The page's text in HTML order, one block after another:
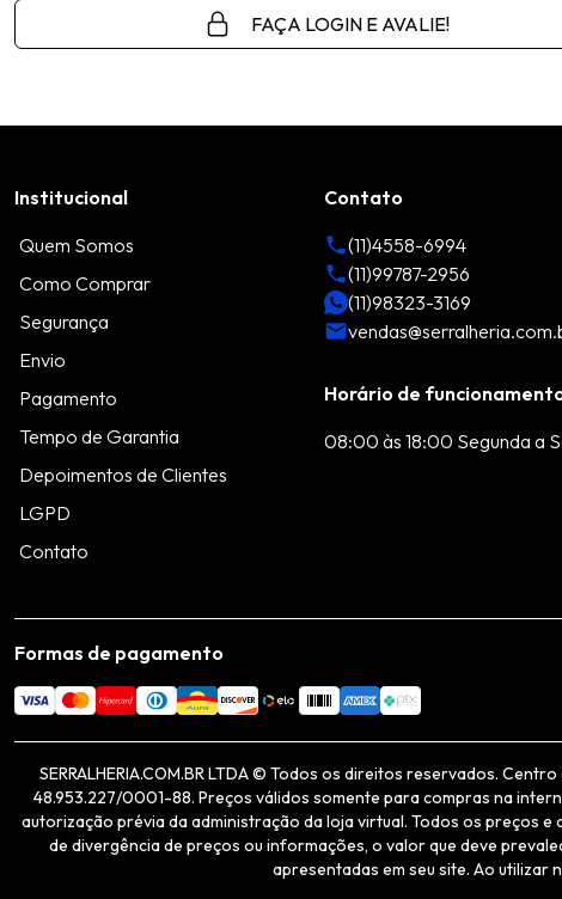
FAÇA LOGIN E AVALIE!
Institucional
Quem Somos
Como Comprar
Segurança
Envio
Pagamento
Tempo de Garantia
Depoimentos de Clientes
LGPD
Contato
Contato
(11)4558-6994
(11)99787-2956
(11)98323-3169
Horário de
08:00 às 18:00 Segunda a
Formas de pagamento
SERRALHERIA.COM.BR LTDA © Todos os direitos reservados.
48.953.227/0001-88. Preços válidos somente para compras na
autorização prévia da administração da loja virtual. Todos os preços
de divergência de preços ou informações, o valor que deve
apresentadas em seu site. Ao utilizar